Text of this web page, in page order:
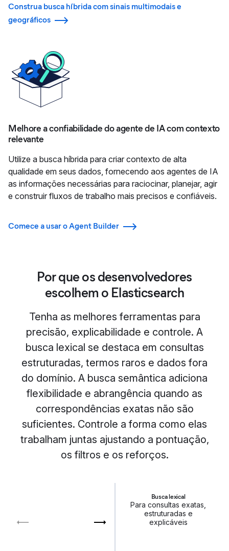
Construa busca híbrida com sinais multimodais e
geográficos
Melhore a confiabilidade do agente de IA com contexto
relevante
Utilize a busca híbrida para criar contexto de alta
qualidade em seus dados, fornecendo aos agentes de IA
as informações necessárias para raciocinar, planejar, agir
e construir fluxos de trabalho mais precisos e confiáveis.
Comece a usar o Agent Builder
Por que os desenvolvedores
escolhem o Elasticsearch
Tenha as melhores ferramentas para
precisão, explicabilidade e controle. A
busca lexical se destaca em consultas
estruturadas, termos raros e dados fora
do domínio. A busca semântica adiciona
flexibilidade e abrangência quando as
correspondências exatas não são
suficientes. Controle a forma como elas
trabalham juntas ajustando a pontuação,
os filtros e os reforços.
Busca lexical
Para consultas exatas,
estruturadas e
explicáveis